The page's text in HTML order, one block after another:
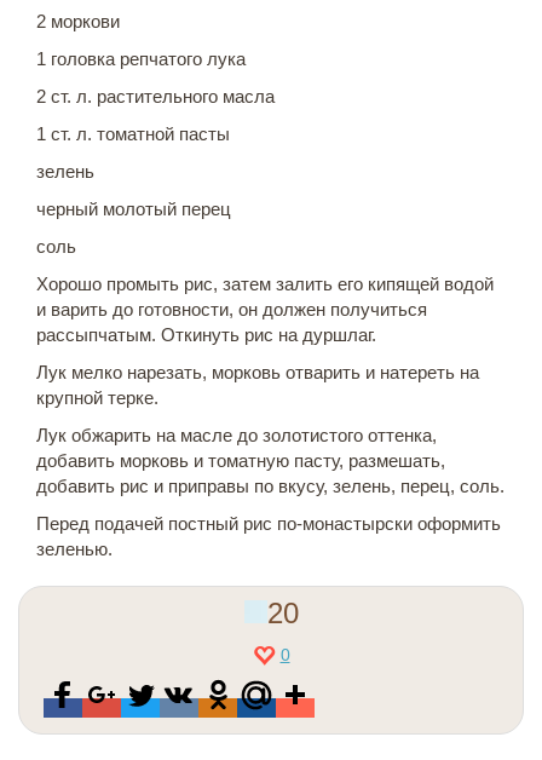
2 моркови
1 головка репчатого лука
2 ст. л. растительного масла
1 ст. л. томатной пасты
зелень
черный молотый перец
соль
Хорошо промыть рис, затем залить его кипящей водой
и варить до готовности, он должен получиться
рассыпчатым. Откинуть рис на дуршлаг.
Лук мелко нарезать, морковь отварить и натереть на
крупной терке.
Лук обжарить на масле до золотистого оттенка,
добавить морковь и томатную пасту, размешать,
добавить рис и приправы по вкусу, зелень, перец, соль.
Перед подачей постный рис по-монастырски оформить
зеленью.
20
0